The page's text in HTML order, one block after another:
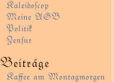
Kaleidoſcop
Meine AGB
Politik
Zenſur
Beiträge
Kaﬀee am Montagmorgen